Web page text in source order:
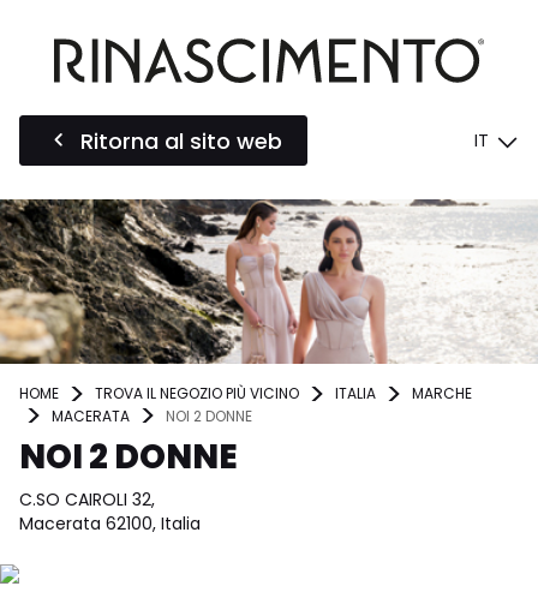
Ritorna al sito web IT
HOME TROVA IL NEGOZIO PIÙ VICINO ITALIA
MARCHE
MACERATA
NOI 2 DONNE
NOI 2 DONNE
C.SO CAIROLI 32,
Macerata 62100, Italia